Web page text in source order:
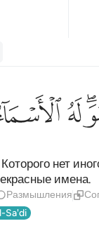
الله لا الاه
إِلَـٰهَ إِلَّا هُوَ ۖ لَهُ
ﲙ
нет
имена.
Размышления
Sa'di